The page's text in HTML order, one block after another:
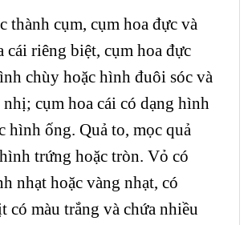
thành cụm, cụm hoa đực và
cái riêng biệt, cụm hoa đực
chùy hoặc hình đuôi sóc và
cụm hoa cái có dạng hình
hình ống. Quả to, mọc quả
trứng hoặc tròn. Vỏ có
nhạt hoặc vàng nhạt, có
có màu trắng và chứa nhiều